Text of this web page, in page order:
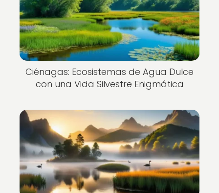
Ciénagas: Ecosistemas de Agua Dulce
con una Vida Silvestre Enigmática